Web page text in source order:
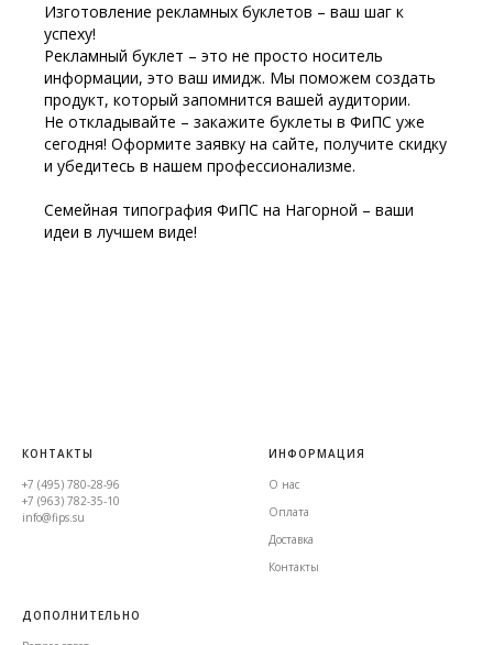
Изготовление рекламных буклетов – ваш шаг к
успеху!
Рекламный буклет – это не просто носитель
информации, это ваш имидж. Мы поможем создать
продукт, который запомнится вашей аудитории.
Не откладывайте – закажите буклеты в ФиПС уже
сегодня! Оформите заявку на сайте, получите скидку
и убедитесь в нашем профессионализме.
Семейная типография ФиПС на Нагорной – ваши
идеи в лучшем виде!
КОНТАКТЫ
+7 (495) 780-28-96
+7 (963) 782-35-10
info@fips.su
ИНФОРМАЦИЯ
О нас
Оплата
Доставка
Контакты
ДОПОЛНИТЕЛЬНО